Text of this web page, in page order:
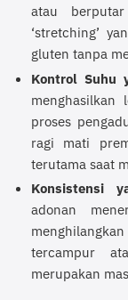
atau
‘stretching’
gluten tanpa
Kontrol Suhu
menghasilkan
proses
ragi mati
terutama saat
Konsistensi
adonan
tercampur
merupakan